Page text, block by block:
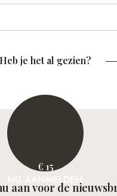
Heb je het al gezien?
€ 15
NU AANMELDEN
aan voor de